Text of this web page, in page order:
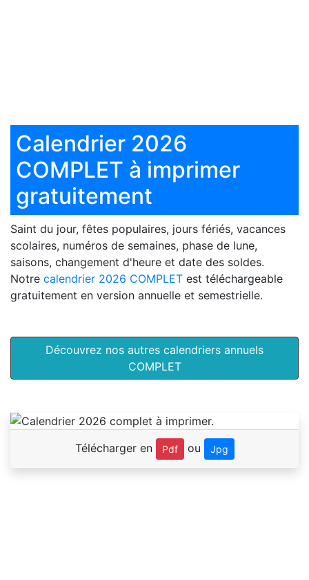
Calendrier 2026
COMPLET à imprimer
gratuitement
Saint du jour, fêtes populaires, jours fériés, vacances
scolaires, numéros de semaines, phase de lune,
saisons, changement d'heure et date des soldes.
Notre calendrier 2026 COMPLET est téléchargeable
gratuitement en version annuelle et semestrielle.
Découvrez nos autres calendriers annuels
COMPLET
Télécharger en Pdf ou Jpg